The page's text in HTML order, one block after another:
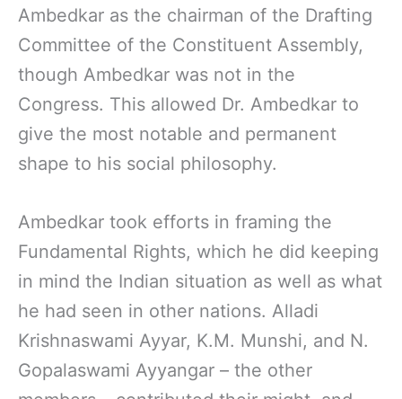
Ambedkar as the chairman of the Drafting
Committee of the Constituent Assembly,
though Ambedkar was not in the
Congress. This allowed Dr. Ambedkar to
give the most notable and permanent
shape to his social philosophy.
Ambedkar took efforts in framing the
Fundamental Rights, which he did keeping
in mind the Indian situation as well as what
he had seen in other nations. Alladi
Krishnaswami Ayyar, K.M. Munshi, and N.
Gopalaswami Ayyangar – the other